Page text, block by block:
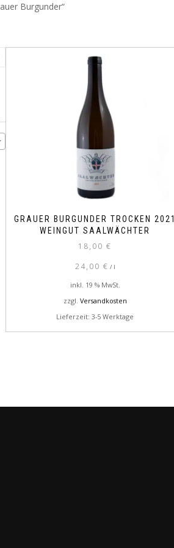
Burgunder“
GRAUER BURGUNDER TROCKEN 2021
WEINGUT SAALWÄCHTER
18,00€
24,00 € / l
inkl. 19 % MwSt.
zzgl. Versandkosten
Lieferzeit: 3-5 Werktage